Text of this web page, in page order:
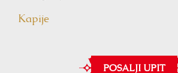
Kapije
POSALJI UPIT